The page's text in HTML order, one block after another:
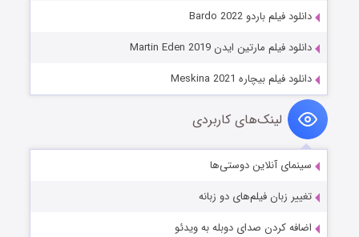
دانلود فیلم باردو Bardo 2022
دانلود فیلم مارتین ایدن Martin Eden 2019
دانلود فیلم بیچاره Meskina 2021
لینک‌های کاربردی
سینمای آنلاین دوستی‌ها
تغییر زبان فیلم‌های دو زبانه
اضافه کردن صدای دوبله به ویدئو